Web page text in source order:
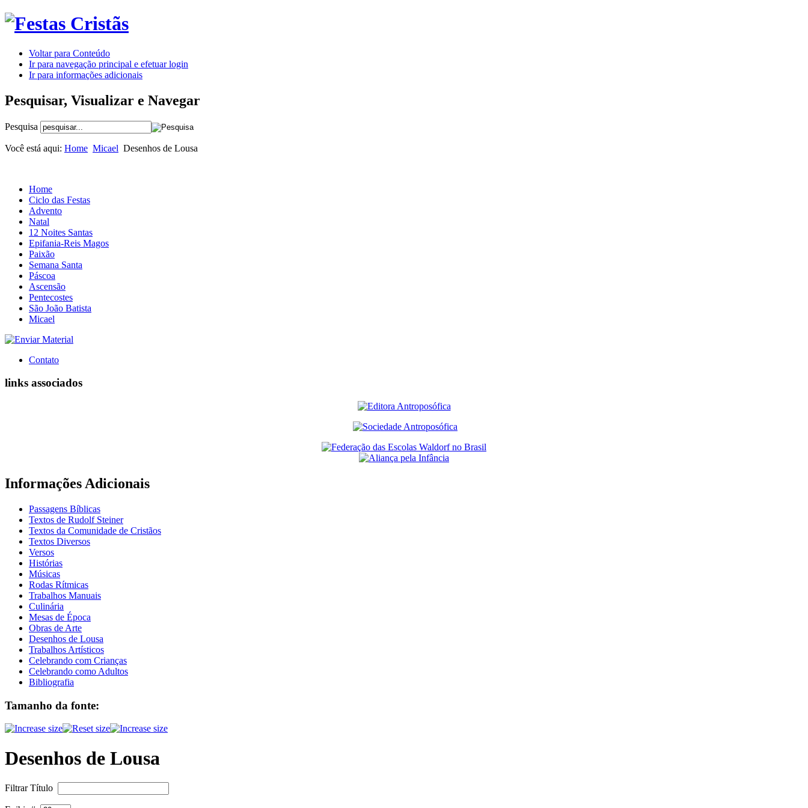
Voltar para Conteúdo
Ir para navegação principal e efetuar login
Ir para informações adicionais
Pesquisar, Visualizar e Navegar
Pesquisa
Você está aqui: Home Micael Desenhos de Lousa
Home
Ciclo das Festas
Advento
Natal
12 Noites Santas
Epifania-Reis Magos
Paixão
Semana Santa
Páscoa
Ascensão
Pentecostes
São João Batista
Micael
Contato
links associados
Informações Adicionais
Passagens Bíblicas
Textos de Rudolf Steiner
Textos da Comunidade de Cristãos
Textos Diversos
Versos
Histórias
Músicas
Rodas Rítmicas
Trabalhos Manuais
Culinária
Mesas de Época
Obras de Arte
Desenhos de Lousa
Trabalhos Artísticos
Celebrando com Crianças
Celebrando como Adultos
Bibliografia
Tamanho da fonte:
Desenhos de Lousa
Filtrar Título